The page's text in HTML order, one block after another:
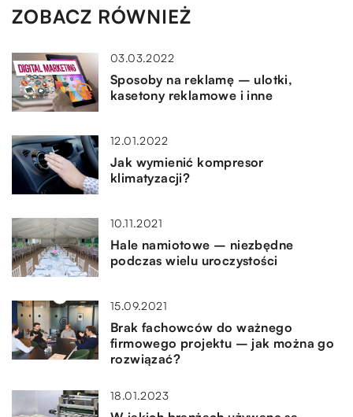
ZOBACZ RÓWNIEŻ
03.03.2022
Sposoby na reklamę – ulotki,
kasetony reklamowe i inne
12.01.2022
Jak wymienić kompresor
klimatyzacji?
10.11.2021
Hale namiotowe – niezbędne
podczas wielu uroczystości
15.09.2021
Brak fachowców do ważnego
firmowego projektu – jak można go
rozwiązać?
18.01.2023